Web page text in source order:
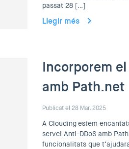
passat 28 […]
Llegir més
Incorporem
amb Path.net
Publicat el 28 Mar, 2025
A Clouding estem
servei Anti-DDoS amb
funcionalitats que